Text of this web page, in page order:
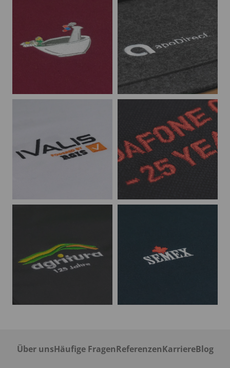
Über unsHäufige FragenReferenzenKarriereBlog